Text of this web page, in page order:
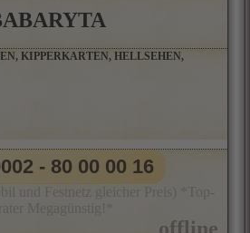
KIPPERKARTEN, HELLSEHEN,
- 80 00 00 16